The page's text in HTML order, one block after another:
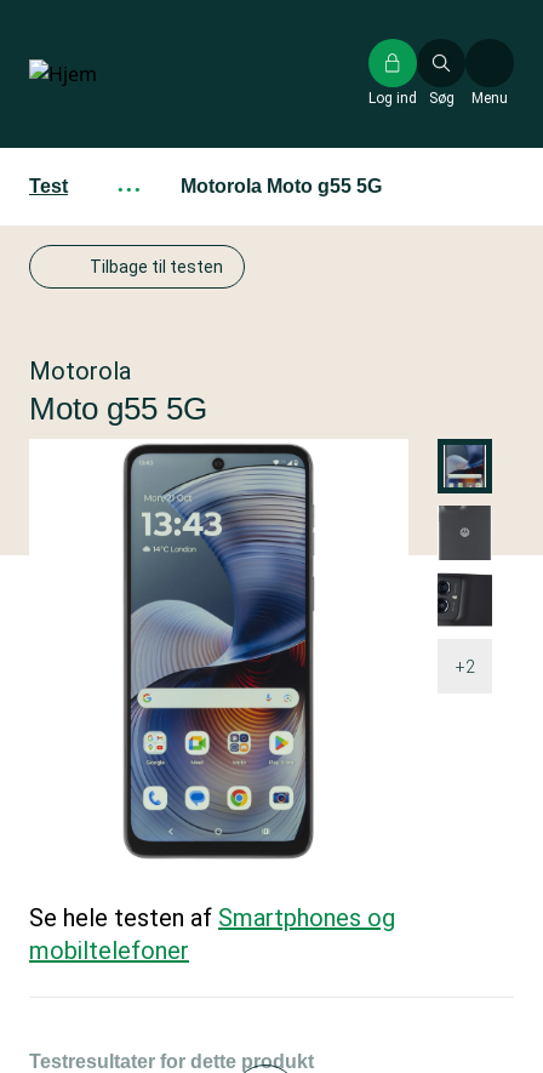
hovedindhold
Søg
Log ind Menu
Test ··· Motorola Moto g55 5G
Tilbage til testen
+2
Motorola
Moto g55 5G
Se hele testen af Smartphones og
mobiltelefoner
Testresultater for dette produkt